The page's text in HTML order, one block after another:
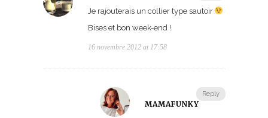
Je rajouterais un collier type sautoir
Bises et bon week-end !
16 novembre 2012 at 17:58
Reply
MAMAFUNKY